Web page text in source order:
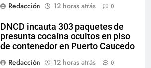
Redacción
12 horas atrás 0
DNCD incauta 303 paquetes de
presunta cocaína ocultos en piso
de contenedor en Puerto Caucedo
Redacción
12 horas atrás 0